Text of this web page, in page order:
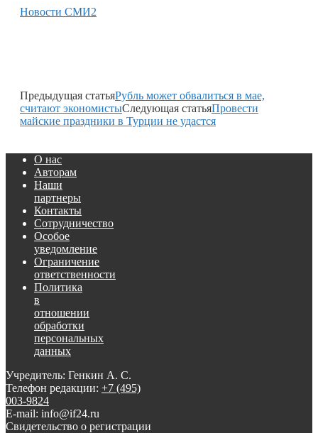
Новости СМИ2
Предыдущая статьяРубль может обвалиться в мае,
считают экономистыСледующая статьяПровести
майские праздники в Турции не удастся
О нас
Авторам
Наши
партнеры
Контакты
Сотрудничество
Особое
уведомление
Ограничение
ответственности
Политика
в
отношении
обработки
персональных
данных
Учредитель: Генкин А. С.
Телефон редакции: +7 (495)
003-9824
E-mail: info@if24.ru
Свидетельство о регистрации